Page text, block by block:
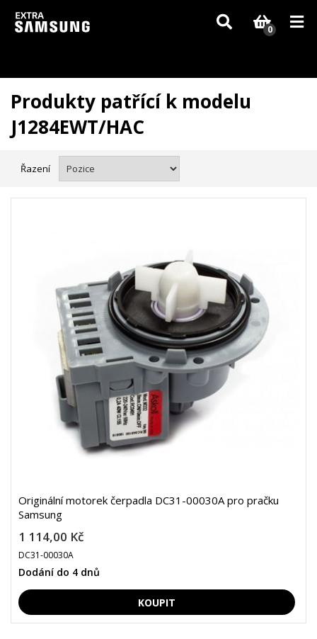
Vzhledem k aktuální situaci se může dodání dílů, které nejsou skladem,
zpozdit. Děkujeme za pochopení.
0
Produkty patřící k modelu
J1284EWT/HAC
Řazení
Originální motorek čerpadla DC31-00030A pro pračku
Samsung
1 114,00 Kč
DC31-00030A
Dodání do 4 dnů